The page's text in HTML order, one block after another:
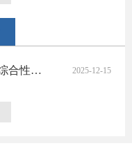
平顶山市医疗保障局及下属单位综合性涉企收费目录清单 2025-12-15